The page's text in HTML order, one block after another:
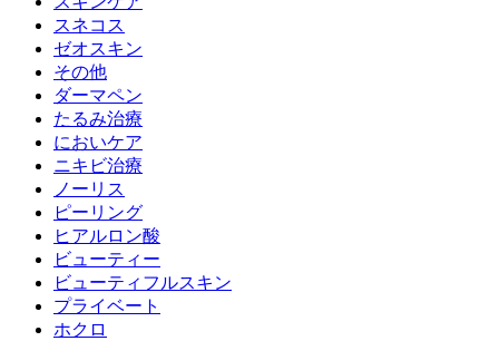
スネコス
ゼオスキン
その他
ダーマペン
たるみ治療
においケア
ニキビ治療
ノーリス
ピーリング
ヒアルロン酸
ビューティー
ビューティフルスキン
プライベート
ホクロ